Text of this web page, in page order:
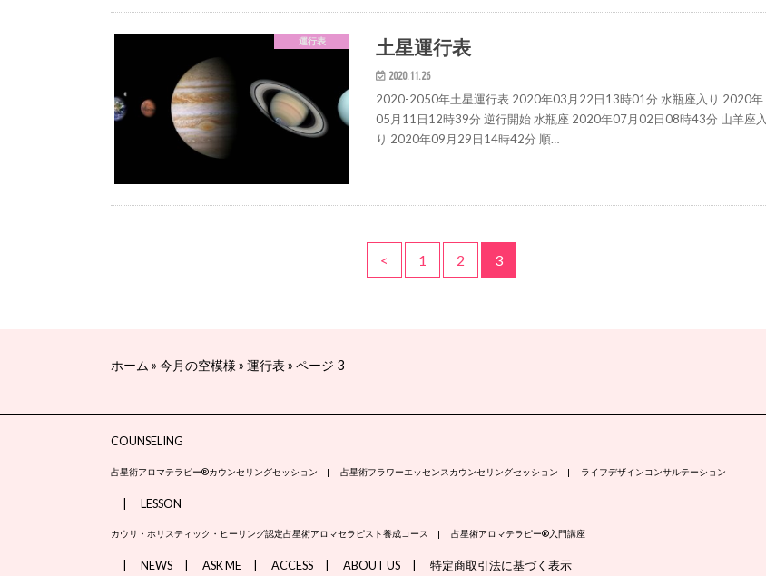
運行表 土星運行表
2020.11.26
2020-2050年土星運行表 2020年03月22日13時01分 水瓶座入り 2020年
05月11日12時39分 逆行開始 水瓶座 2020年07月02日08時43分 山羊座入
り 2020年09月29日14時42分 順…
< 1 2 3
ホーム » 今月の空模様 » 運行表» ページ 3
COUNSELING
占星術アロマテラピー®カウンセリングセッション 占星術フラワーエッセンスカウンセリングセッション ライフデザインコンサルテーション
LESSON
カウリ・ホリスティック・ヒーリング認定占星術アロマセラピスト養成コース 占星術アロマテラピー®入門講座
NEWS ASK ME ACCESS ABOUT US 特定商取引法に基づく表示